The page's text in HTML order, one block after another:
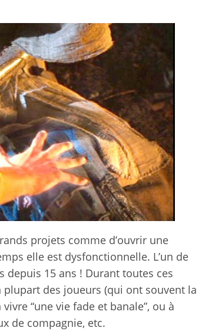
projets comme d’ouvrir une
elle est dysfonctionnelle. L’un de
depuis 15 ans ! Durant toutes ces
plupart des joueurs (qui ont souvent la
“une vie fade et banale”, ou à
de compagnie, etc.